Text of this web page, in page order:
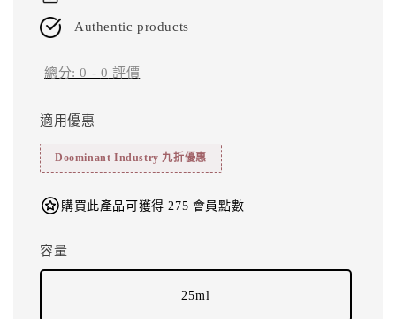
Authentic products
總分:0 - 0 評價
適用優惠
Doominant Industry 九折優惠
購買此產品可獲得 275 會員點數
容量
25ml